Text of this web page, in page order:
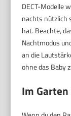
DECT-Modelle
nachts nützlich
hat. Beachte,
Nachtmodus
an die
ohne das Baby
Im